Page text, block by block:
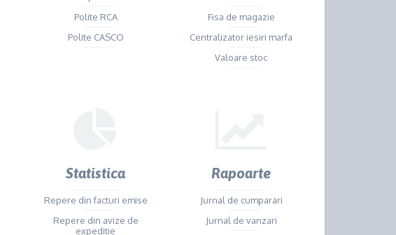
Polite RCA
Polite CASCO
Fisa de magazie
Centralizator iesiri marfa
Valoare stoc
Statistica
Repere din facturi emise
Repere din avize de
expeditie
Rapoarte
Jurnal de cumparari
Jurnal de vanzari